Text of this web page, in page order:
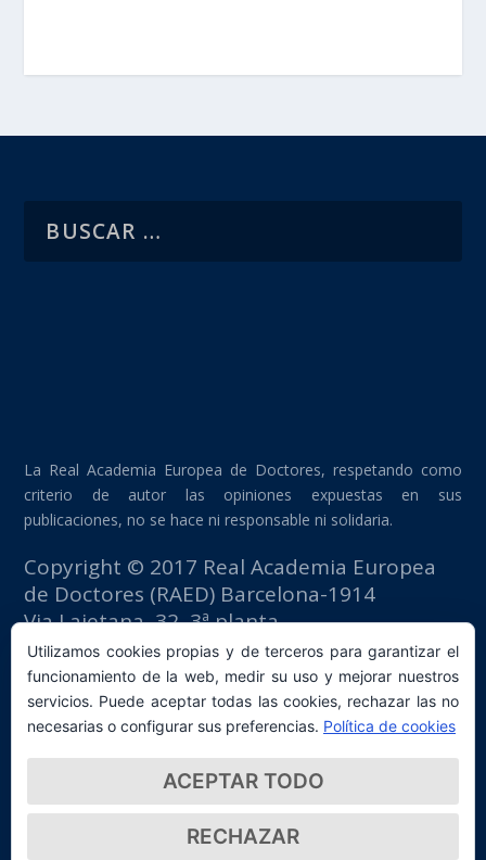
La Real Academia Europea de Doctores, respetando como
criterio de autor las opiniones expuestas en sus
publicaciones, no se hace ni responsable ni solidaria.
Copyright © 2017 Real Academia Europea
de Doctores (RAED) Barcelona-1914
Via Laietana, 32, 3ª planta
Edificio Fomento del Trabajo
08003 Barcelona (España)
tlf: +34 93 667 40 54
secretaria@raed.academy
Contacto y suscripción Newsletter
Política de privacidad
Utilizamos cookies propias y de terceros para garantizar el
funcionamiento de la web, medir su uso y mejorar nuestros
servicios. Puede aceptar todas las cookies, rechazar las no
necesarias o configurar sus preferencias. Política de cookies
ACEPTAR TODO
RECHAZAR